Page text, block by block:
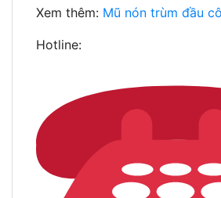
Xem thêm: Mũ nón trùm đầu
Hotline: